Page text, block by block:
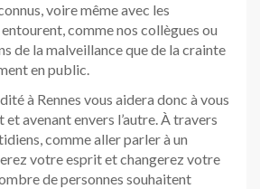
voire même avec les
comme nos collègues ou
de la malveillance que de la crainte
en public.
à Rennes vous aidera donc à vous
avenant envers l’autre. À travers
comme aller parler à un
votre esprit et changerez votre
de personnes souhaitent